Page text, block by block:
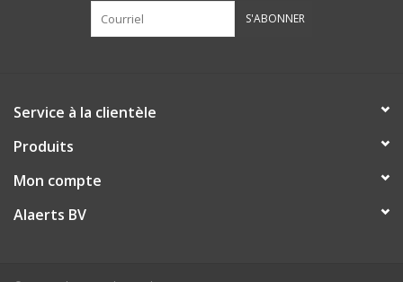
S'ABONNER
Service à la clientèle
Produits
Mon compte
Alaerts BV